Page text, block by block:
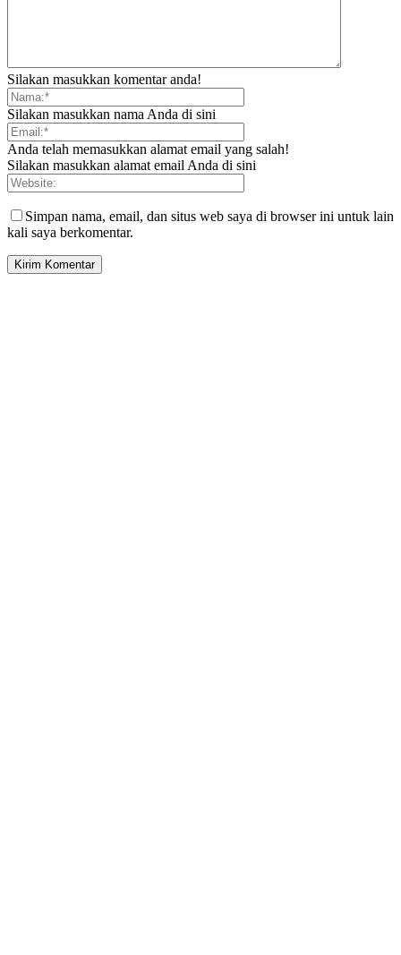
Silakan masukkan komentar anda!
Silakan masukkan nama Anda di sini
Anda telah memasukkan alamat email yang salah!
Silakan masukkan alamat email Anda di sini
Simpan nama, email, dan situs web saya di browser ini untuk lain
kali saya berkomentar.